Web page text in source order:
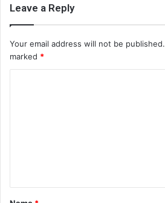
Leave a Reply
Your email address will not be published.
marked *